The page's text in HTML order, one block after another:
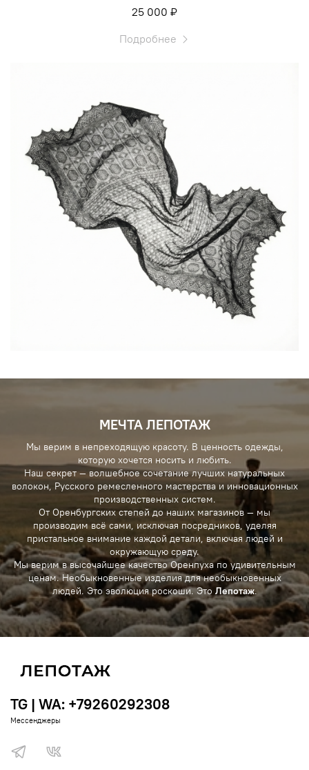
25 000 ₽
Подробнее
МЕЧТА ЛЕПОТАЖ
Мы верим в непреходящую красоту. В ценность одежды,
которую хочется носить и любить.
Наш секрет — волшебное сочетание лучших натуральных
волокон, Русского ремесленного мастерства и инновационных
производственных систем.
От Оренбургских степей до наших магазинов — мы
производим всё сами, исключая посредников, уделяя
пристальное внимание каждой детали, включая людей и
окружающую среду.
Мы верим в высочайшее качество Оренпуха по удивительным
ценам. Необыкновенные изделия для необыкновенных
людей. Это эволюция роскоши. Это Лепотаж.
TG | WA: +79260292308
Мессенджеры